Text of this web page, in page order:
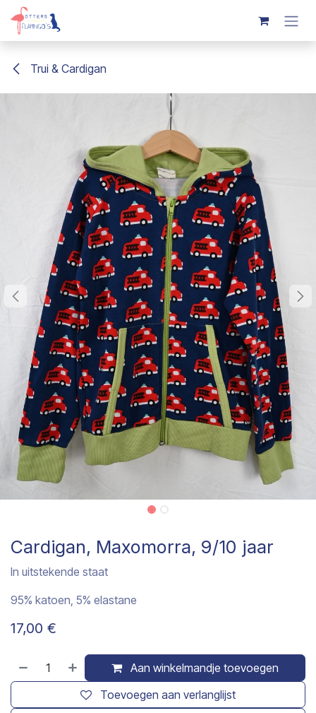
Overslaan naar inhoud
Trui & Cardigan
Cardigan, Maxomorra, 9/10 jaar
In uitstekende staat
95% katoen, 5% elastane
17,00 €
Aan winkelmandje toevoegen
Toevoegen aan verlanglijst